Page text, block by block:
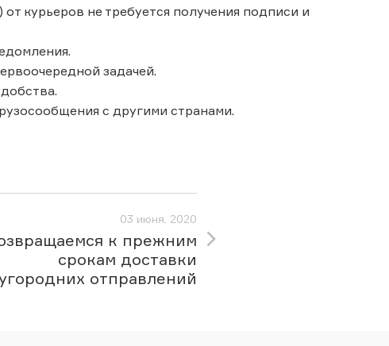
курьеров не требуется получения подписи и
задачей.
с другими странами.
03 июня, 2020
к прежним
срокам доставки
отправлений